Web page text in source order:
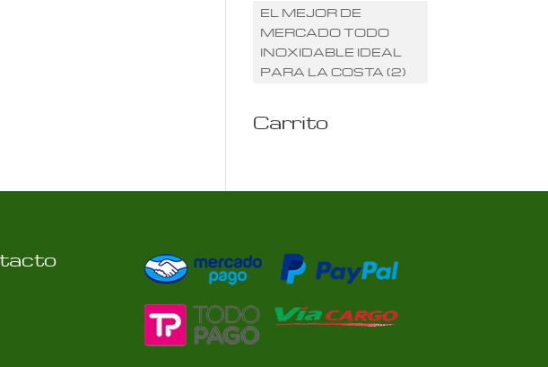
EL MEJOR DE
MERCADO TODO
INOXIDABLE IDEAL
PARA LA COSTA (2)
Carrito